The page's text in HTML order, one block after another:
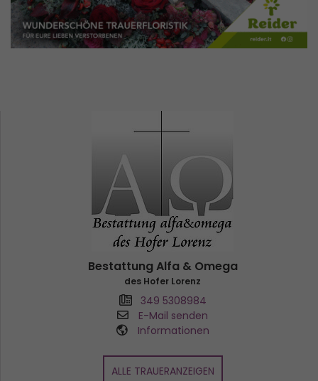
Bestattung Alfa & Omega
des Hofer Lorenz
349 5308984
E-Mail senden
Informationen
ALLE TRAUERANZEIGEN